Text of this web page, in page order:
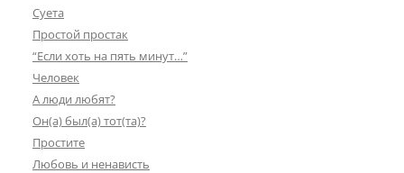
Суета
Простой простак
“Если хоть на пять минут…”
Человек
А люди любят?
Он(а) был(а) тот(та)?
Простите
Любовь и ненависть